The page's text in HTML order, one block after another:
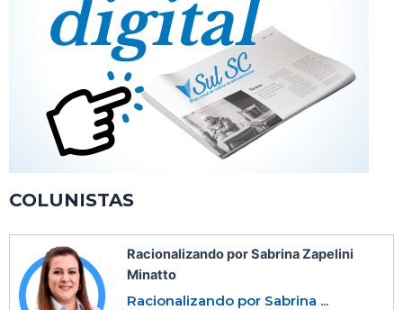
COLUNISTAS
Racionalizando por Sabrina Zapelini
Minatto
Racionalizando por Sabrina ...